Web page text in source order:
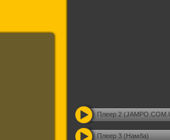
Плеер 2
Плеер 3 (Намба)